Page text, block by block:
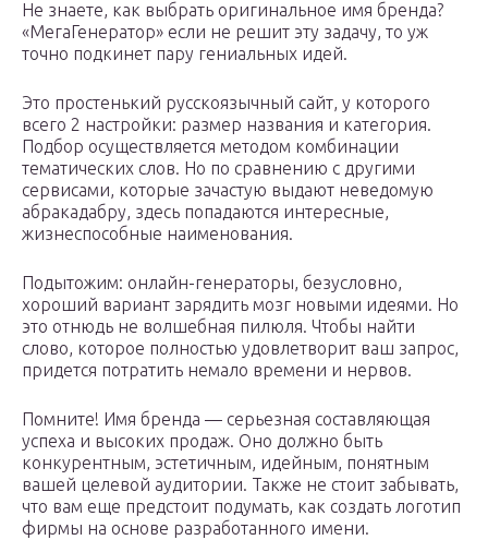
Не знаете, как выбрать оригинальное имя бренда?
«МегаГенератор» если не решит эту задачу, то уж
точно подкинет пару гениальных идей.
Это простенький русскоязычный сайт, у которого
всего 2 настройки: размер названия и категория.
Подбор осуществляется методом комбинации
тематических слов. Но по сравнению с другими
сервисами, которые зачастую выдают неведомую
абракадабру, здесь попадаются интересные,
жизнеспособные наименования.
Подытожим: онлайн-генераторы, безусловно,
хороший вариант зарядить мозг новыми идеями. Но
это отнюдь не волшебная пилюля. Чтобы найти
слово, которое полностью удовлетворит ваш запрос,
придется потратить немало времени и нервов.
Помните! Имя бренда — серьезная составляющая
успеха и высоких продаж. Оно должно быть
конкурентным, эстетичным, идейным, понятным
вашей целевой аудитории. Также не стоит забывать,
что вам еще предстоит подумать, как создать логотип
фирмы на основе разработанного имени.